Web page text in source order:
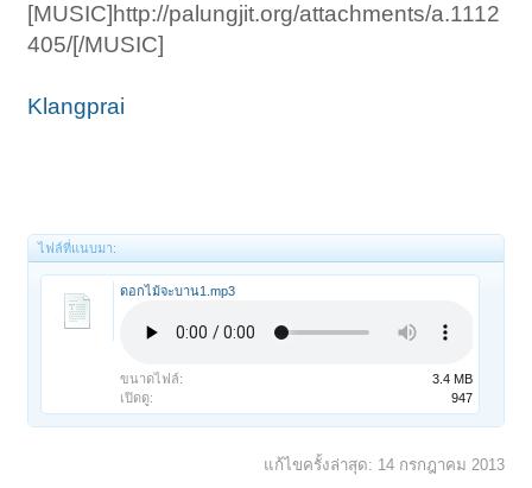
[MUSIC]http://palungjit.org/attachments/a.1112
405/[/MUSIC]
Klangprai
ไฟล์ที่แนบมา:
ดอกไม้จะบาน1.mp3
ขนาดไฟล์:
3.4 MB
เปิดดู:
947
แก้ไขครั้งล่าสุด: 14 กรกฎาคม 2013